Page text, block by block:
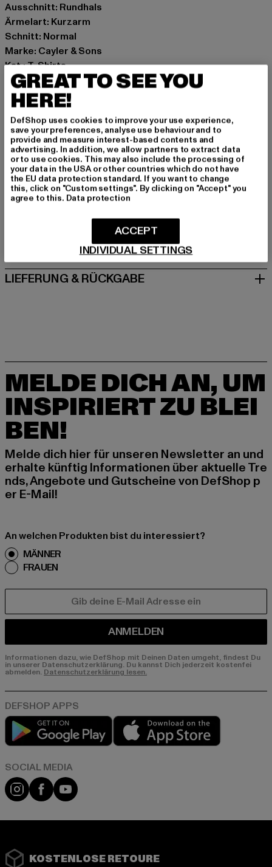
Ausschnitt: Rundhals
Ärmelart: Kurzarm
Schnitt: Normal
Marke: Cayler & Sons
Kat.: T-Shirts
Farbe: beige
Hersteller Farbe: sand
Materialzusammensetzung: 100% Baumwolle
Art.Nr: CS003-00208
Hersteller: TB International GmbH |info@tbint.de
Dr.-Robert-Murjahn-Straße 7 | 64372 Ober-Ramstadt |
DE
GRÖSSE & PASSFORM
PFLEGEHINWEISE
LIEFERUNG & RÜCKGABE
MELDE DICH AN, UM
INSPIRIERT ZU BLEI
BEN!
Melde dich hier für unseren Newsletter an und
erhalte künftig Informationen über aktuelle Tre
nds, Angebote und Gutscheine von DefShop p
er E-Mail!
An welchen Produkten bist du interessiert?
MÄNNER
FRAUEN
ANMELDEN
Informationen dazu, wie DefShop mit Deinen Daten umgeht, findest Du
in unserer Datenschutzerklärung. Du kannst Dich jederzeit kostenfei
abmelden. Datenschutzerklärung lesen.
Play market
Instagram
FacebookYouTube
KOSTENLOSE RETOURE
GREAT TO SEE YOU
HERE!
DefShop uses cookies to improve your use experience,
save your preferences, analyse use behaviour and to
provide and measure interest-based contents and
advertising. In addition, we allow partners to extract data
or to use cookies. This may also include the processing of
your data in the USA or other countries which do not have
the EU data protection standard. If you want to change
this, click on "Custom settings". By clicking on "Accept" you
agree to this. Data protection
INDIVIDUAL SETTINGS
ACCEPT